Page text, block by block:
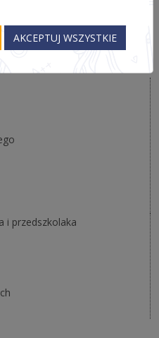
i przedszkolaka
AKCEPTUJ WSZYSTKIE